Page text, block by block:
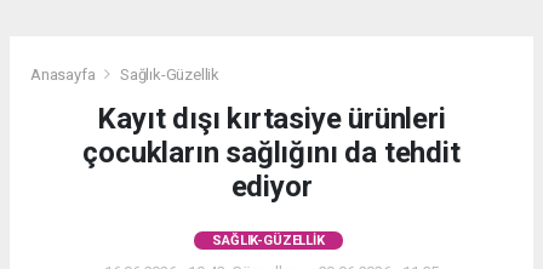
Anasayfa Sağlık-Güzellik
Kayıt dışı kırtasiye ürünleri
çocukların sağlığını da tehdit
ediyor
SAĞLIK-GÜZELLIK